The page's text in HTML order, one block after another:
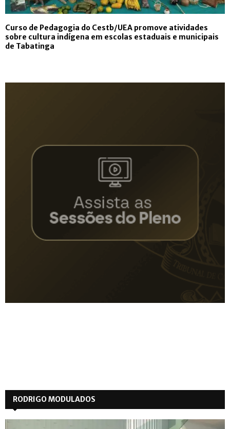
Curso de Pedagogia do Cestb/UEA promove atividades
sobre cultura indígena em escolas estaduais e municipais
de Tabatinga
RODRIGO MODULADOS